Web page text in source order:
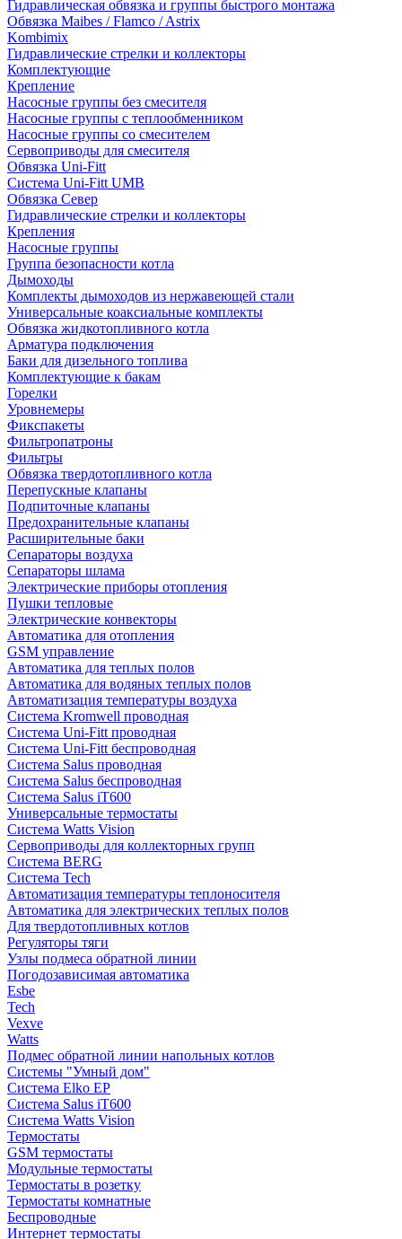
Гидравлическая обвязка и группы быстрого монтажа
Обвязка Maibes / Flamco / Astrix
Kombimix
Гидравлические стрелки и коллекторы
Комплектующие
Крепление
Насосные группы без смесителя
Насосные группы с теплообменником
Насосные группы со смесителем
Сервоприводы для смесителя
Обвязка Uni-Fitt
Система Uni-Fitt UMB
Обвязка Север
Гидравлические стрелки и коллекторы
Крепления
Насосные группы
Группа безопасности котла
Дымоходы
Комплекты дымоходов из нержавеющей стали
Универсальные коаксиальные комплекты
Обвязка жидкотопливного котла
Арматура подключения
Баки для дизельного топлива
Комплектующие к бакам
Горелки
Уровнемеры
Фикспакеты
Фильтропатроны
Фильтры
Обвязка твердотопливного котла
Перепускные клапаны
Подпиточные клапаны
Предохранительные клапаны
Расширительные баки
Сепараторы воздуха
Сепараторы шлама
Электрические приборы отопления
Пушки тепловые
Электрические конвекторы
Автоматика для отопления
GSM управление
Автоматика для теплых полов
Автоматика для водяных теплых полов
Автоматизация температуры воздуха
Система Kromwell проводная
Система Uni-Fitt проводная
Система Uni-Fitt беспроводная
Система Salus проводная
Система Salus беспроводная
Система Salus iT600
Универсальные термостаты
Система Watts Vision
Сервоприводы для коллекторных групп
Система BERG
Система Tech
Автоматизация температуры теплоносителя
Автоматика для электрических теплых полов
Для твердотопливных котлов
Регуляторы тяги
Узлы подмеса обратной линии
Погодозависимая автоматика
Esbe
Tech
Vexve
Watts
Подмес обратной линии напольных котлов
Системы "Умный дом"
Система Elko EP
Система Salus iT600
Система Watts Vision
Термостаты
GSM термостаты
Модульные термостаты
Термостаты в розетку
Термостаты комнатные
Беспроводные
Интернет термостаты